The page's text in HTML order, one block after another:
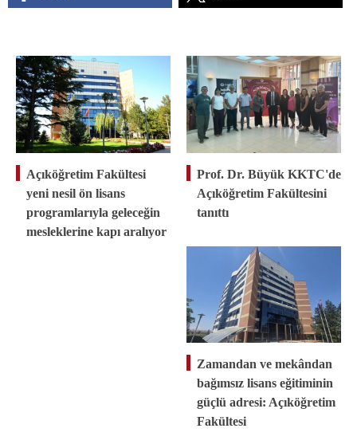
Açıköğretim Fakültesi
yeni nesil ön lisans
programlarıyla geleceğin
mesleklerine kapı aralıyor
Prof. Dr. Büyük KKTC'de
Açıköğretim Fakültesini
tanıttı
Zamandan ve mekândan
bağımsız lisans eğitiminin
güçlü adresi: Açıköğretim
Fakültesi